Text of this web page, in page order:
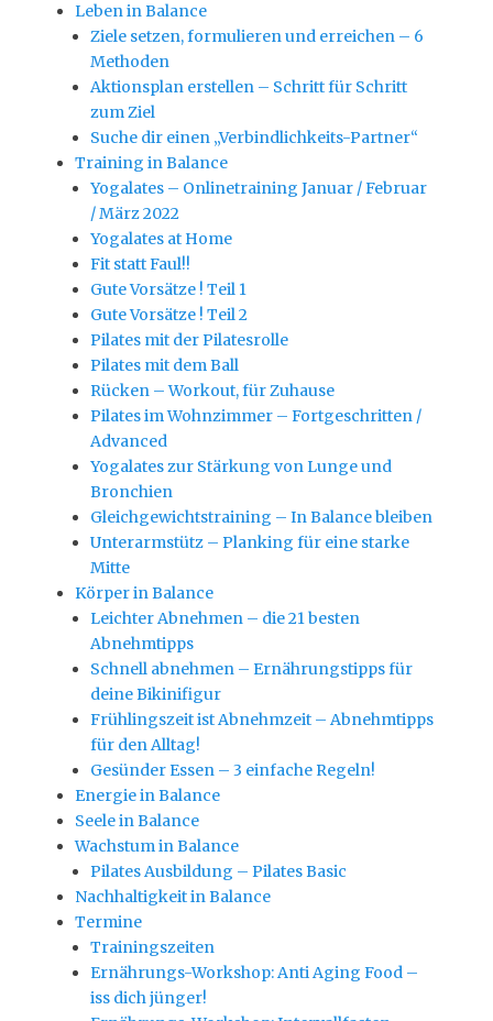
Leben in Balance
Ziele setzen, formulieren und erreichen – 6
Methoden
Aktionsplan erstellen – Schritt für Schritt
zum Ziel
Suche dir einen „Verbindlichkeits-Partner“
Training in Balance
Yogalates – Onlinetraining Januar / Februar
/ März 2022
Yogalates at Home
Fit statt Faul!!
Gute Vorsätze ! Teil 1
Gute Vorsätze ! Teil 2
Pilates mit der Pilatesrolle
Pilates mit dem Ball
Rücken – Workout, für Zuhause
Pilates im Wohnzimmer – Fortgeschritten /
Advanced
Yogalates zur Stärkung von Lunge und
Bronchien
Gleichgewichtstraining – In Balance bleiben
Unterarmstütz – Planking für eine starke
Mitte
Körper in Balance
Leichter Abnehmen – die 21 besten
Abnehmtipps
Schnell abnehmen – Ernährungstipps für
deine Bikinifigur
Frühlingszeit ist Abnehmzeit – Abnehmtipps
für den Alltag!
Gesünder Essen – 3 einfache Regeln!
Energie in Balance
Seele in Balance
Wachstum in Balance
Pilates Ausbildung – Pilates Basic
Nachhaltigkeit in Balance
Termine
Trainingszeiten
Ernährungs-Workshop: Anti Aging Food –
iss dich jünger!